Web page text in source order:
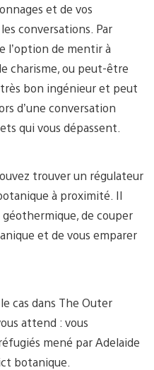
et de vos
conversations. Par
l’option de mentir à
charisme, ou peut-être
bon ingénieur et peut
d’une conversation
qui vous dépassent.
trouver un régulateur
à proximité. Il
géothermique, de couper
et de vous emparer
cas dans The Outer
attend : vous
mené par Adelaide
botanique.